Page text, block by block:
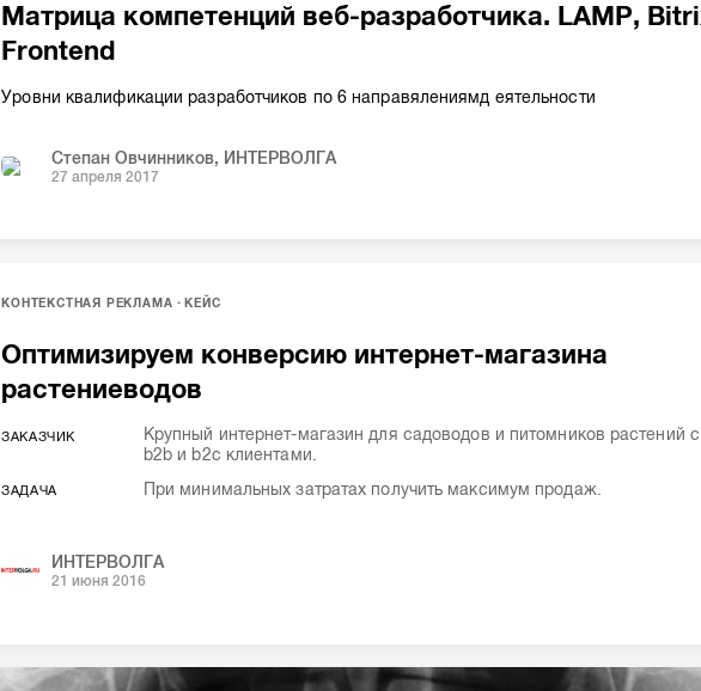
Матрица компетенций веб-разработчика. LAMP,
Frontend
Уровни квалификации разработчиков по 6 направялениямд еятельности
Степан Овчинников, ИНТЕРВОЛГА
27 апреля 2017
КОНТЕКСТНАЯ РЕКЛАМА КЕЙС
Оптимизируем конверсию интернет-магазина
растениеводов
ЗАКАЗЧИК
Крупный интернет-магазин для садоводов и питомников растений с
b2b и b2c клиентами.
ЗАДАЧА При минимальных затратах получить максимум продаж.
ИНТЕРВОЛГА
21 июня 2016